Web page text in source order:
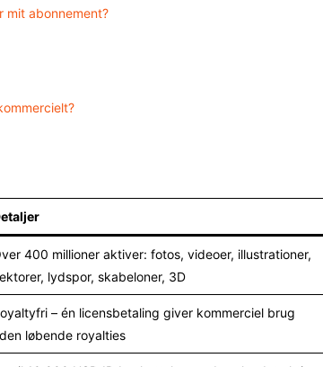
mit abonnement?
400 millioner aktiver: fotos, videoer, illustrationer,
lydspor, skabeloner, 3D
– én licensbetaling giver kommerciel brug
løbende royalties